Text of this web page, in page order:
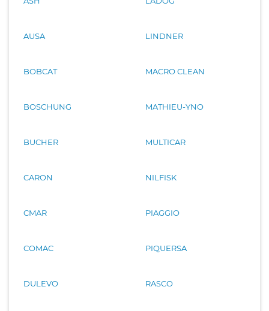
AUSA
BOBCAT
BOSCHUNG
BUCHER
CARON
CMAR
COMAC
DULEVO
LINDNER
MACRO CLEAN
MATHIEU-YNO
MULTICAR
NILFISK
PIAGGIO
PIQUERSA
RASCO